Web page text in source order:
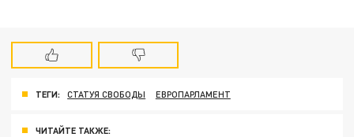
ТЕГИ: СТАТУЯ СВОБОДЫ ЕВРОПАРЛАМЕНТ
ЧИТАЙТЕ ТАКЖЕ: